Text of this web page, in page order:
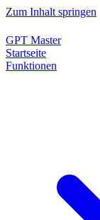
Zum Inhalt springen
GPT Master
Startseite
Funktionen